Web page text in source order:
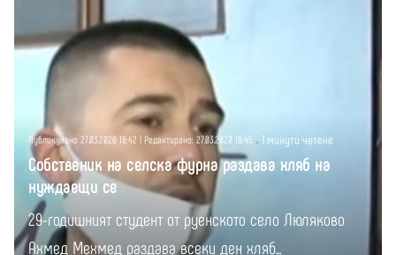
Момчил Цонев
Публикувано 27.03.2020 18:42 | Редактирано: 27.03.2020 18:45 1 минути четене
Собственик на селска фурна раздава хляб на
нуждаещи се
29-годишният студент от руенското село Люляково
Ахмед Мехмед раздава всеки ден хляб...